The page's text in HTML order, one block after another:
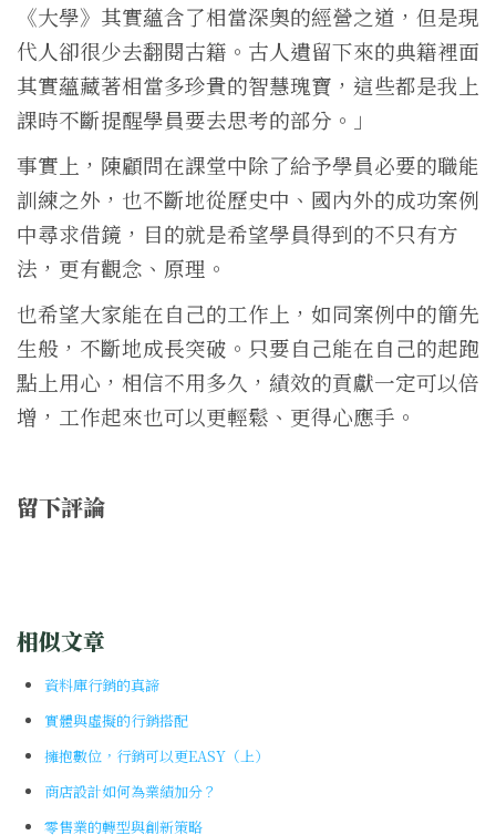
《大學》其實蘊含了相當深奧的經營之道，但是現
代人卻很少去翻閱古籍。古人遺留下來的典籍裡面
其實蘊藏著相當多珍貴的智慧瑰寶，這些都是我上
課時不斷提醒學員要去思考的部分。」
事實上，陳顧問在課堂中除了給予學員必要的職能
訓練之外，也不斷地從歷史中、國內外的成功案例
中尋求借鏡，目的就是希望學員得到的不只有方
法，更有觀念、原理。
也希望大家能在自己的工作上，如同案例中的簡先
生般，不斷地成長突破。只要自己能在自己的起跑
點上用心，相信不用多久，績效的貢獻一定可以倍
增，工作起來也可以更輕鬆、更得心應手。
留下評論
相似文章
資料庫行銷的真諦
實體與虛擬的行銷搭配
擁抱數位，行銷可以更EASY（上）
商店設計如何為業績加分？
零售業的轉型與創新策略